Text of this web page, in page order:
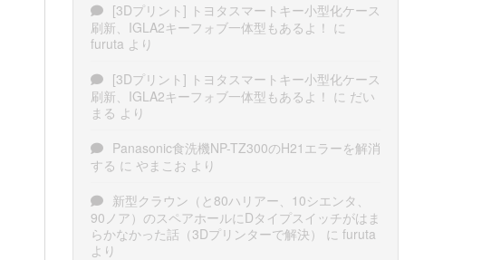
[3Dプリント] トヨタスマートキー小型化ケース
刷新、IGLA2キーフォブ一体型もあるよ！ に
furuta より
[3Dプリント] トヨタスマートキー小型化ケース
刷新、IGLA2キーフォブ一体型もあるよ！ に だい
まる より
Panasonic食洗機NP-TZ300のH21エラーを解消
する に やまこお より
新型クラウン（と80ハリアー、10シエンタ、
90ノア）のスペアホールにDタイプスイッチがはま
らかなかった話（3Dプリンターで解決）
に furuta
より